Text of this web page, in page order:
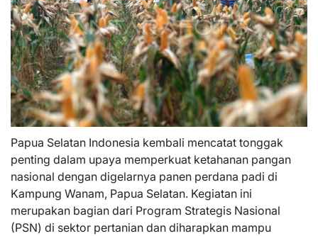
Papua Selatan Indonesia kembali mencatat tonggak
penting dalam upaya memperkuat ketahanan pangan
nasional dengan digelarnya panen perdana padi di
Kampung Wanam, Papua Selatan. Kegiatan ini
merupakan bagian dari Program Strategis Nasional
(PSN) di sektor pertanian dan diharapkan mampu